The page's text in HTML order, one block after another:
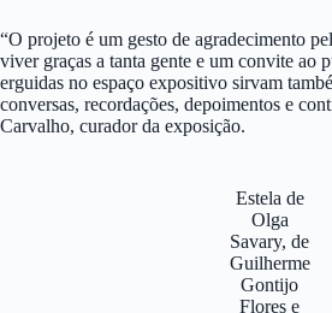
“O projeto é um gesto de agradecimento
viver graças a tanta gente e um convite ao
erguidas no espaço expositivo sirvam
conversas, recordações, depoimentos e
Carvalho, curador da exposição.
Estela de
Olga
Savary, de
Guilherme
Gontijo
Flores e